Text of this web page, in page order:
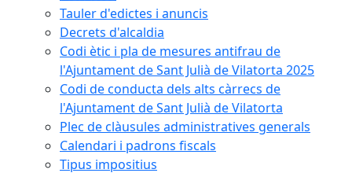
Tauler d'edictes i anuncis
Decrets d'alcaldia
Codi ètic i pla de mesures antifrau de
l'Ajuntament de Sant Julià de Vilatorta 2025
Codi de conducta dels alts càrrecs de
l'Ajuntament de Sant Julià de Vilatorta
Plec de clàusules administratives generals
Calendari i padrons fiscals
Tipus impositius